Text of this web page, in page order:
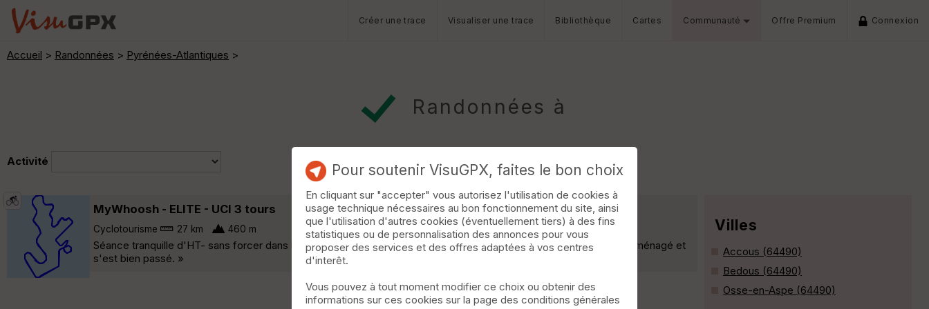
Créer une trace Visualiser une trace Bibliothèque Cartes Communauté Offre Premium Connexion
Accueil > Randonnées > Pyrénées-Atlantiques >
Randonnées à
Activité
MyWhoosh - ELITE - UCI 3 tours
Cyclotourisme 27 km 460 m
Séance tranquille d'HT- sans forcer dans les qq cotes - encore bien transpiré - pendant l'exercice le genou a été ménagé et
s'est bien passé. »
Villes
Accous (64490)
Bedous (64490)
Osse-en-Aspe (64490)
Pour soutenir VisuGPX, faites le bon choix
En cliquant sur "accepter" vous autorisez l'utilisation de cookies à
usage technique nécessaires au bon fonctionnement du site, ainsi
que l'utilisation d'autres cookies (éventuellement tiers) à des fins
statistiques ou de personnalisation des annonces pour vous
proposer des services et des offres adaptées à vos centres
d'interêt.
Vous pouvez à tout moment modifier ce choix ou obtenir des
informations sur ces cookies sur la page des conditions générales